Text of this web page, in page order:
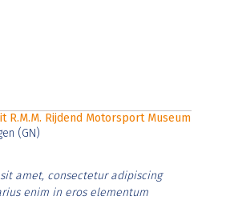
R.M.M. Rijdend Motorsport Museum
(GN)
amet, consectetur adipiscing
enim in eros elementum